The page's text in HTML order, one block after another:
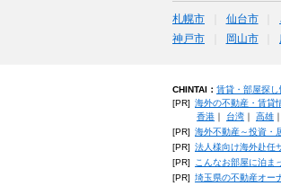
札幌市 仙台市
神戸市
岡山市
CHINTAI： 賃貸・部屋探し
[PR] 海外の不動産・賃貸
香港｜ 台湾｜ 高雄｜
[PR] 海外不動産～投資・
[PR] 法人様向け海外赴任
[PR]
こんなお部屋に泊ま
[PR] 埼玉県の不動産オー